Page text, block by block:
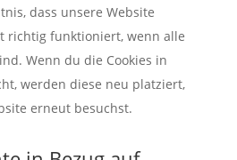
dass unsere Website
richtig funktioniert, wenn alle
Wenn du die Cookies in
werden diese neu platziert,
erneut besuchst.